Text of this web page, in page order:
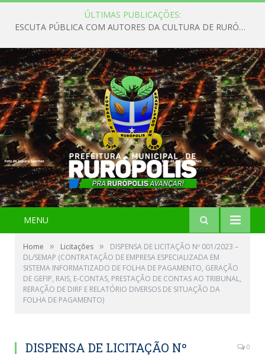
ÚLTIMAS PUBLICAÇÕES:
ESCUTA PÚBLICA COM AUTORES DA CULTURA DE RURÓPOLIS
MENU
Home » Licitações »
DISPENSA DE LICITAÇÃO Nº 001/2023 –
DL/SEMAP (CONTRATAÇÃO DE EMPRESA ESPECIALIZADA EM
SISTEMA INFORMATIZADO DE FOLHA DE PAGAMENTO, GERAÇÃO
DE GEFIP, RAIS, E-CONTAS, PRESTAÇÃO DE CONTAS AO TRIBUNAL,
RERAÇÃO DE DIRF E RELATÓRIO DIVERSOS DE SITUAÇÃO DA
FOLHA DE PAGAMENTO)
DISPENSA DE LICITAÇÃO Nº
0